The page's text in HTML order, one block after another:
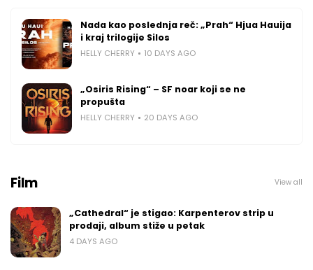
Nada kao poslednja reč: „Prah“ Hjua Hauija
i kraj trilogije Silos
HELLY CHERRY 10 DAYS AGO
„Osiris Rising“ – SF noar koji se ne
propušta
HELLY CHERRY 20 DAYS AGO
Film View all
„Cathedral“ je stigao: Karpenterov strip u
prodaji, album stiže u petak
4 DAYS AGO